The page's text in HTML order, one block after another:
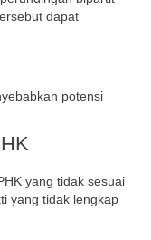
dapat
potensi
yang tidak sesuai
yang tidak lengkap